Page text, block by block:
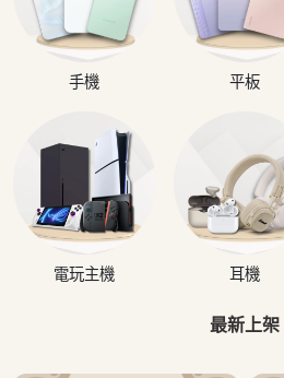
手機 平板
電玩主機 耳機
最新上架